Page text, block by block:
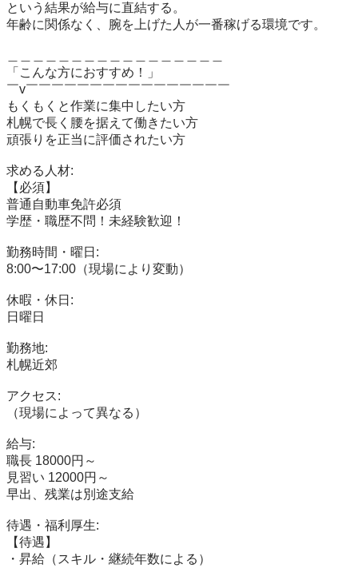
という結果が給与に直結する。
年齢に関係なく、腕を上げた人が一番稼げる環境です。
「こんな方におすすめ！」
￣v￣￣￣￣￣￣￣￣￣￣￣￣￣￣￣￣
もくもくと作業に集中したい方
札幌で長く腰を据えて働きたい方
頑張りを正当に評価されたい方
求める人材:
【必須】
普通自動車免許必須
学歴・職歴不問！未経験歓迎！
勤務時間・曜日:
8:00〜17:00（現場により変動）
休暇・休日:
日曜日
勤務地:
札幌近郊
アクセス:
（現場によって異なる）
給与:
職長 18000円～
見習い 12000円～
早出、残業は別途支給
待遇・福利厚生:
【待遇】
・昇給（スキル・継続年数による）